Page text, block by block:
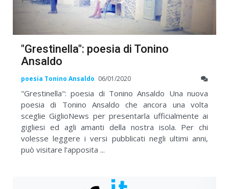
"Grestinella": poesia di Tonino
Ansaldo
poesia Tonino Ansaldo 06/01/2020
"Grestinella": poesia di Tonino Ansaldo Una nuova
poesia di Tonino Ansaldo che ancora una volta
sceglie GiglioNews per presentarla ufficialmente ai
gigliesi ed agli amanti della nostra isola. Per chi
volesse leggere i versi pubblicati negli ultimi anni,
può visitare l’apposita ...